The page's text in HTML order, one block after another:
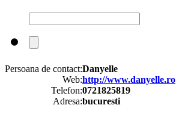
Persoana de contact:Danyelle
Web:http://www.danyelle.ro
Telefon:0721825819
Adresa:bucuresti